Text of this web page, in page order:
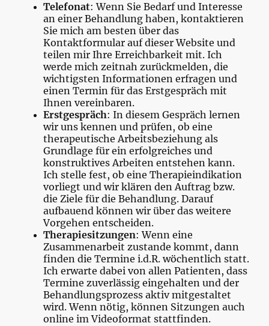
Telefonat: Wenn Sie Bedarf und Interesse
an einer Behandlung haben, kontaktieren
Sie mich am besten über das
Kontaktformular auf dieser Website und
teilen mir Ihre Erreichbarkeit mit. Ich
werde mich zeitnah zurückmelden, die
wichtigsten Informationen erfragen und
einen Termin für das Erstgespräch mit
Ihnen vereinbaren.
Erstgespräch: In diesem Gespräch lernen
wir uns kennen und prüfen, ob eine
therapeutische Arbeitsbeziehung als
Grundlage für ein erfolgreiches und
konstruktives Arbeiten entstehen kann.
Ich stelle fest, ob eine Therapieindikation
vorliegt und wir klären den Auftrag bzw.
die Ziele für die Behandlung. Darauf
aufbauend können wir über das weitere
Vorgehen entscheiden.
Therapiesitzungen: Wenn eine
Zusammenarbeit zustande kommt, dann
finden die Termine i.d.R. wöchentlich statt.
Ich erwarte dabei von allen Patienten, dass
Termine zuverlässig eingehalten und der
Behandlungsprozess aktiv mitgestaltet
wird. Wenn nötig, können Sitzungen auch
online im Videoformat stattfinden.